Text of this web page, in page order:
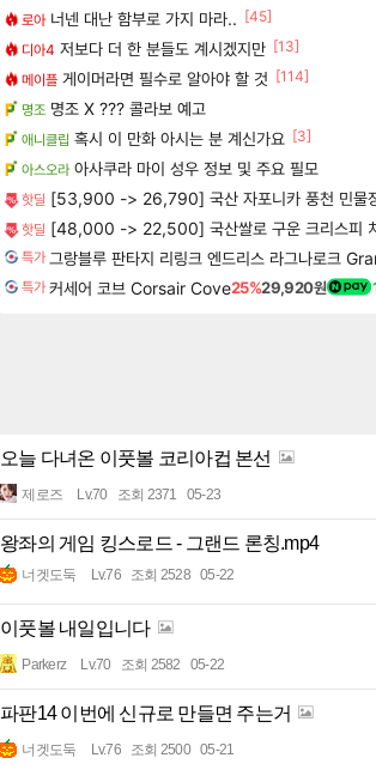
로아 너넨 대난 함부로 가지 마라.. [45]
디아4 저보다 더 한 분들도 계시겠지만 [13]
메이플 게이머라면 필수로 알아야 할 것 [114]
명조 명조 X ??? 콜라보 예고
애니클립 혹시 이 만화 아시는 분 계신가요 [3]
아스오라 아사쿠라 마이 성우 정보 및 주요 필모
핫딜 [53,900 -> 26,790] 국산 자포니카 풍천 민물
핫딜 [48,000 -> 22,500] 국산쌀로 구운 크리스피
특가 그랑블루 판타지 리링크 엔드리스 라그나로
특가 커세어 코브 Corsair Cove25%29,920원
오늘 다녀온 이풋볼 코리아컵 본선
제로즈 Lv.70 조회 2371 05-23
왕좌의 게임 킹스로드 - 그랜드 론칭.mp4
너겟도둑 Lv.76 조회 2528 05-22
이풋볼 내일입니다
Parkerz Lv.70 조회 2582 05-22
파판14 이번에 신규로 만들면 주는거
너겟도둑 Lv.76 조회 2500 05-21